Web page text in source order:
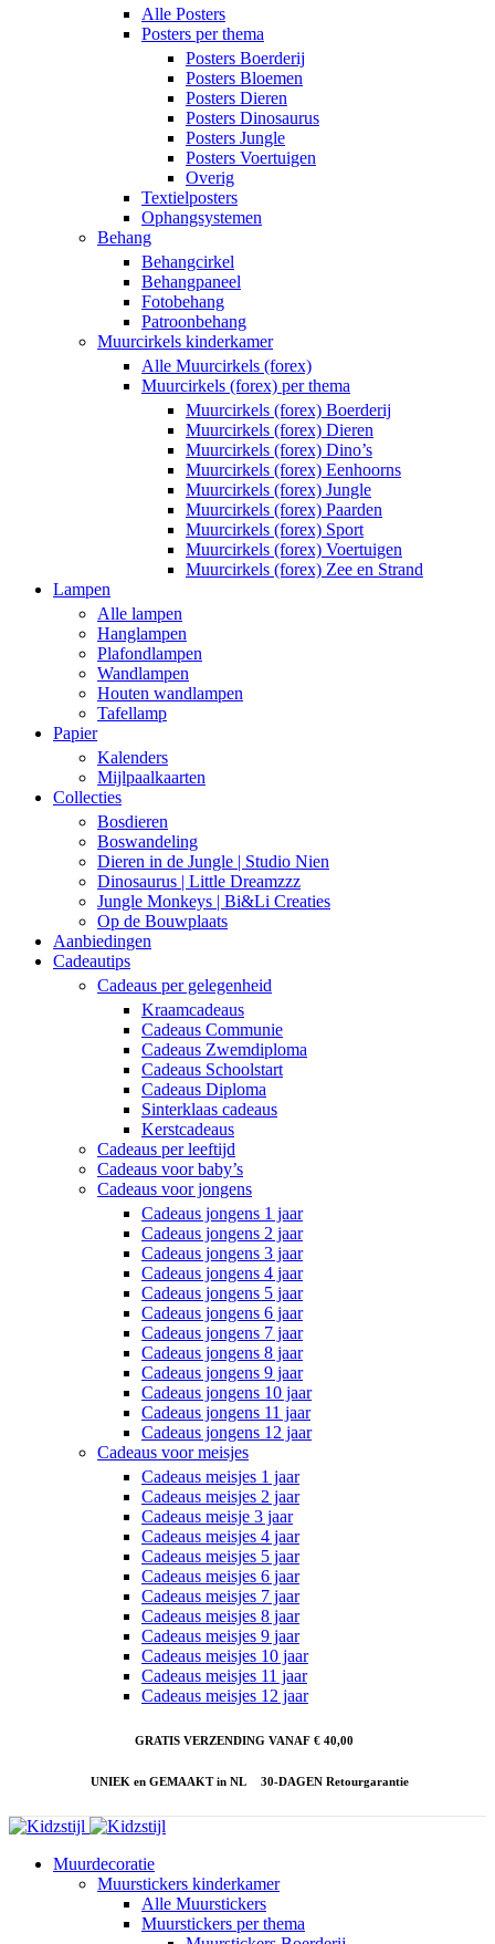
Alle Posters
Posters per thema
Posters Boerderij
Posters Bloemen
Posters Dieren
Posters Dinosaurus
Posters Jungle
Posters Voertuigen
Overig
Textielposters
Ophangsystemen
Behang
Behangcirkel
Behangpaneel
Fotobehang
Patroonbehang
Muurcirkels kinderkamer
Alle Muurcirkels (forex)
Muurcirkels (forex) per thema
Muurcirkels (forex) Boerderij
Muurcirkels (forex) Dieren
Muurcirkels (forex) Dino’s
Muurcirkels (forex) Eenhoorns
Muurcirkels (forex) Jungle
Muurcirkels (forex) Paarden
Muurcirkels (forex) Sport
Muurcirkels (forex) Voertuigen
Muurcirkels (forex) Zee en Strand
Lampen
Alle lampen
Hanglampen
Plafondlampen
Wandlampen
Houten wandlampen
Tafellamp
Papier
Kalenders
Mijlpaalkaarten
Collecties
Bosdieren
Boswandeling
Dieren in de Jungle | Studio Nien
Dinosaurus | Little Dreamzzz
Jungle Monkeys | Bi&Li Creaties
Op de Bouwplaats
Aanbiedingen
Cadeautips
Cadeaus per gelegenheid
Kraamcadeaus
Cadeaus Communie
Cadeaus Zwemdiploma
Cadeaus Schoolstart
Cadeaus Diploma
Sinterklaas cadeaus
Kerstcadeaus
Cadeaus per leeftijd
Cadeaus voor baby’s
Cadeaus voor jongens
Cadeaus jongens 1 jaar
Cadeaus jongens 2 jaar
Cadeaus jongens 3 jaar
Cadeaus jongens 4 jaar
Cadeaus jongens 5 jaar
Cadeaus jongens 6 jaar
Cadeaus jongens 7 jaar
Cadeaus jongens 8 jaar
Cadeaus jongens 9 jaar
Cadeaus jongens 10 jaar
Cadeaus jongens 11 jaar
Cadeaus jongens 12 jaar
Cadeaus voor meisjes
Cadeaus meisjes 1 jaar
Cadeaus meisjes 2 jaar
Cadeaus meisje 3 jaar
Cadeaus meisjes 4 jaar
Cadeaus meisjes 5 jaar
Cadeaus meisjes 6 jaar
Cadeaus meisjes 7 jaar
Cadeaus meisjes 8 jaar
Cadeaus meisjes 9 jaar
Cadeaus meisjes 10 jaar
Cadeaus meisjes 11 jaar
Cadeaus meisjes 12 jaar
GRATIS VERZENDING VANAF € 40,00
UNIEK en GEMAAKT in NL 30-DAGEN Retourgarantie
Muurdecoratie
Muurstickers kinderkamer
Alle Muurstickers
Muurstickers per thema